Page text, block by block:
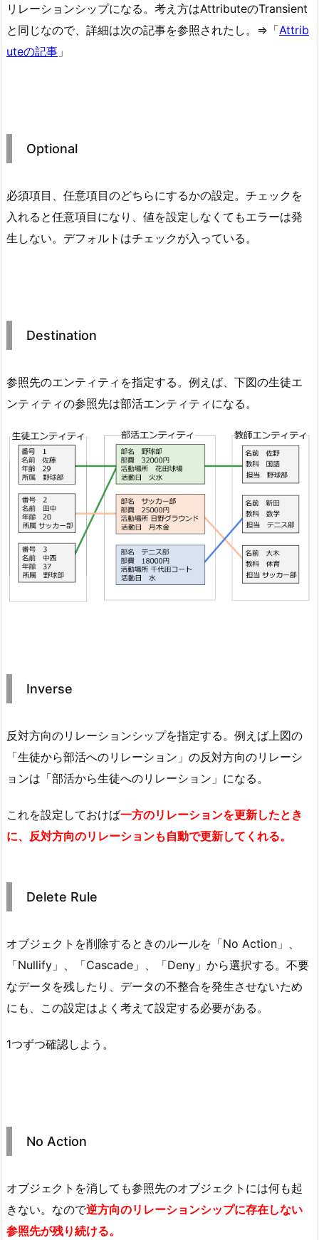
リレーションシップになる。考え方はAttributeのTransient
と同じなので、詳細は次の記事を参照されたし。⇒「Attrib
uteの記事 」
Optional
必須項目、任意項目のどちらにするかの設定。チェックを
入れると任意項目になり、値を設定しなくてもエラーは発
生しない。デフォルトはチェックが入っている。
Destination
参照先のエンティティを指定する。例えば、下図の生徒エ
ンティティの参照先は部活エンティティになる。
Inverse
反対方向のリレーションシップを指定する。例えば上図の
「生徒から部活へのリレーション」の反対方向のリレーシ
ョンは「部活から生徒へのリレーション」になる。
これを設定しておけば一方のリレーションを更新したとき
に、反対方向のリレーションも自動で更新してくれる。
Delete Rule
オブジェクトを削除するときのルールを「No Action」、
「Nullify」、「Cascade」、「Deny」から選択する。不要
なデータを残したり、データの不整合を発生させないため
にも、この設定はよく考えて設定する必要がある。
1つずつ確認しよう。
No Action
オブジェクトを消しても参照先のオブジェクトには何も起
きない。なので逆方向のリレーションシップに存在しない
参照先が残り続ける。